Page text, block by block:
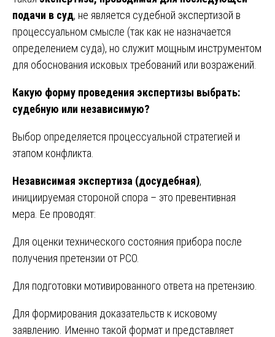
подачи в суд, не является судебной экспертизой в
процессуальном смысле (так как не назначается
определением суда), но служит мощным инструментом
для обоснования исковых требований или возражений.
Какую форму проведения экспертизы выбрать:
судебную или независимую?
Выбор определяется процессуальной стратегией и
этапом конфликта.
Независимая экспертиза (досудебная),
инициируемая стороной спора – это превентивная
мера. Ее проводят:
Для оценки технического состояния прибора после
получения претензии от РСО.
Для подготовки мотивированного ответа на претензию.
Для формирования доказательств к исковому
заявлению. Именно такой формат и представляет